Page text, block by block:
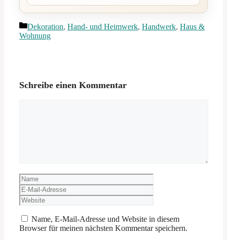
Kategorien
Dekoration, Hand- und Heimwerk, Handwerk, Haus &
Wohnung
Schreibe einen Kommentar
Name
Mail-
Adresse
Name, E-Mail-Adresse und Website in diesem
Browser für meinen nächsten Kommentar speichern.